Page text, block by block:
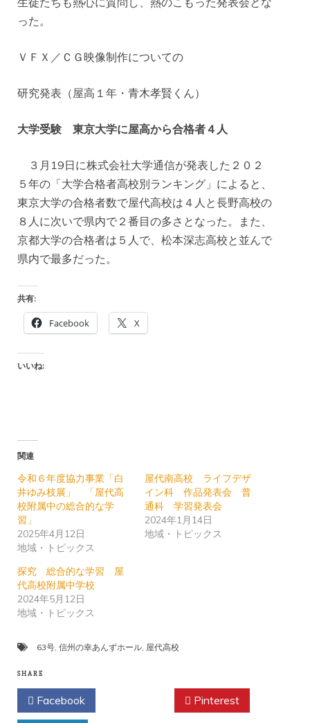
った。
ＶＦＸ／ＣＧ映像制作についての
研究発表（屋高１年・青木孝賢くん）
大学受験 東京大学に屋高から合格者４人
３月19日に株式会社大学通信が発表した２０２
５年の「大学合格者高校別ランキング」によると、
東京大学の合格者数で屋代高校は４人と長野高校の
８人に次いで県内で２番目の多さとなった。また、
京都大学の合格者は５人で、松本深志高校と並んで
県内で最多だった。
共有:
Facebook X
いいね:
関連
令和６年度協力事業「白
井ゆみ枝展」 「屋代高
校附属中の総合的な学
習」
2025年4月12日
地域・トピックス
屋代南高校 ライフデザ
イン科 作品発表会 普
通科 学習発表会
2024年1月14日
地域・トピックス
探究 総合的な学習 屋
代高校附属中学校
2024年5月12日
地域・トピックス
63号 信州の幸あんずホール 屋代高校
SHARE
Facebook Pinterest